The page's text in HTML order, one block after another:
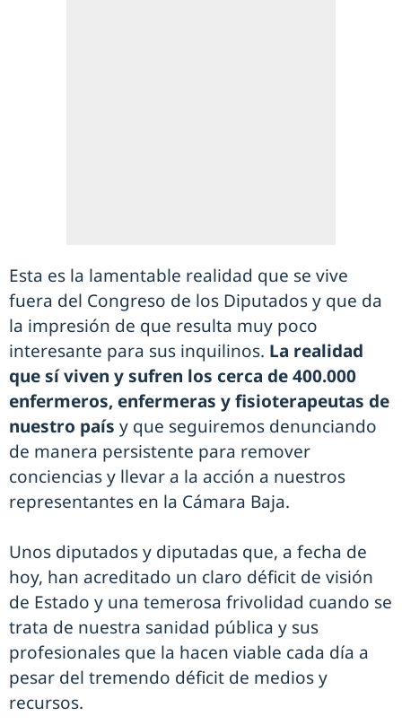
Esta es la lamentable realidad que se vive
fuera del Congreso de los Diputados y que da
la impresión de que resulta muy poco
interesante para sus inquilinos. La realidad
que sí viven y sufren los cerca de 400.000
enfermeros, enfermeras y fisioterapeutas de
nuestro país y que seguiremos denunciando
de manera persistente para remover
conciencias y llevar a la acción a nuestros
representantes en la Cámara Baja.
Unos diputados y diputadas que, a fecha de
hoy, han acreditado un claro déficit de visión
de Estado y una temerosa frivolidad cuando se
trata de nuestra sanidad pública y sus
profesionales que la hacen viable cada día a
pesar del tremendo déficit de medios y
recursos.